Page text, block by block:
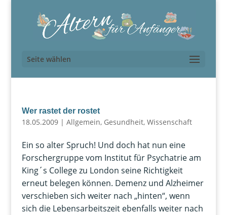
Seite wählen
Wer rastet der rostet
18.05.2009| Allgemein, Gesundheit, Wissenschaft
Ein so alter Spruch! Und doch hat nun eine
Forschergruppe vom Institut für Psychatrie am
King´s College zu London seine Richtigkeit
erneut belegen können. Demenz und Alzheimer
verschieben sich weiter nach „hinten“, wenn
sich die Lebensarbeitszeit ebenfalls weiter nach